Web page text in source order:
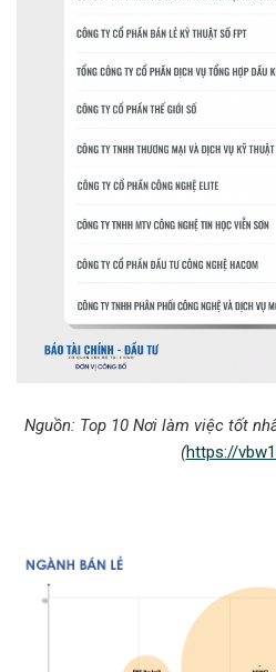
Nguồn: Top 10 Nơi làm việc tốt
(https://